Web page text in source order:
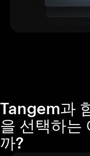
Tangem과
을 선택하는
까?